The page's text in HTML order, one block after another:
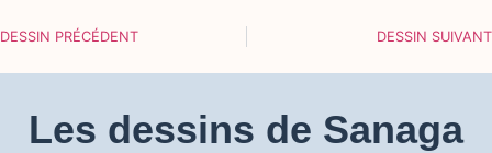
DESSIN PRÉCÉDENT DESSIN SUIVANT
Les dessins de Sanaga